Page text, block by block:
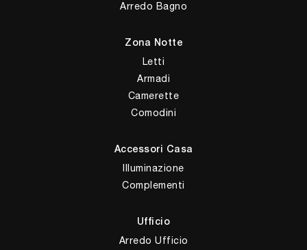
Arredo Bagno
Zona Notte
Letti
Armadi
Camerette
Comodini
Accessori Casa
Illuminazione
Complementi
Ufficio
Arredo Ufficio